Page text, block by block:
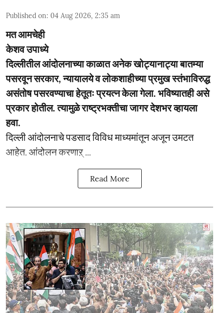
Published on: 04 Aug 2026, 2:35 am
मत आमचेही
केशव उपाध्ये
दिल्लीतील आंदोलनाच्या काळात अनेक खोट्यानाट्या बातम्या
पसरवून सरकार, न्यायालये व लोकशाहीच्या प्रमुख स्तंभाविरुद्ध
असंतोष पसरवण्याचा हेतूतः प्रयत्न केला गेला. भविष्यातही असे
प्रकार होतील. त्यामुळे राष्ट्रभक्तीचा जागर देशभर व्हायला
हवा.
दिल्ली आंदोलनाचे पडसाद विविध माध्यमांतून अजून उमटत
आहेत. आंदोलन करणाऱ् ...
Read More